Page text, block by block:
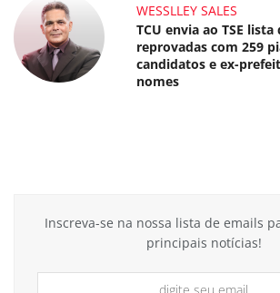
WESSLLEY SALES
TCU envia ao TSE
reprovadas com 259
candidatos e ex-
nomes
Inscreva-se na nossa lista de emails
principais notícias!